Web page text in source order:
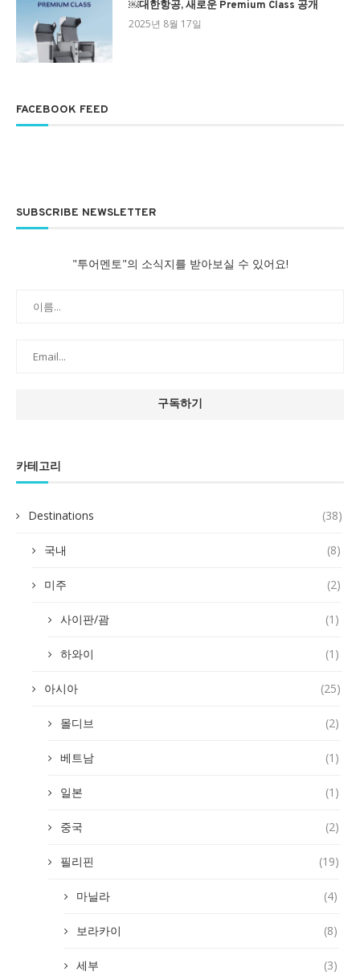
￼대한항공, 새로운 Premium Class 공개
2025년 8월 17일
FACEBOOK FEED
SUBSCRIBE NEWSLETTER
"투어멘토"의 소식지를 받아보실 수 있어요!
카테고리
Destinations (38)
국내 (8)
미주 (2)
사이판/괌 (1)
하와이 (1)
아시아 (25)
몰디브 (2)
베트남 (1)
일본 (1)
중국 (2)
필리핀 (19)
마닐라 (4)
보라카이 (8)
세부 (3)